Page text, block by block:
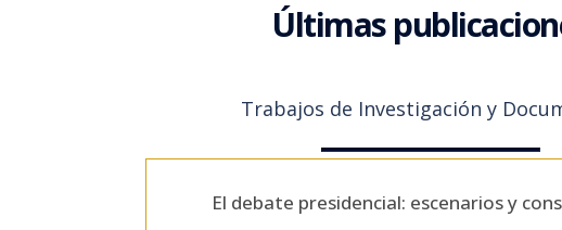
Últimas
Trabajos de Investigación y
El debate presidencial: escenarios y